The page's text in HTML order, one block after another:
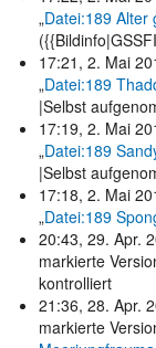
„Datei:189 Alter
17:21, 2. Mai
„Datei:189
|Selbst
17:19, 2. Mai
„Datei:189
|Selbst
17:18, 2. Mai
„Datei:189
20:43, 29. Apr.
markierte
kontrolliert
21:36, 28. Apr.
markierte